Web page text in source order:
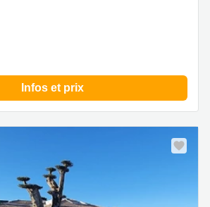
Infos et prix